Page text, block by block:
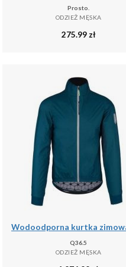
Prosto.
ODZIEŻ MĘSKA
275.99 zł
Q36.5
ODZIEŻ MĘSKA